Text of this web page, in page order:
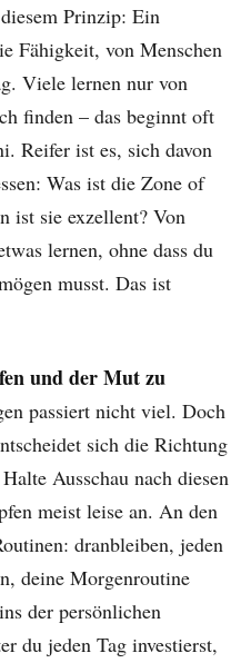
Prinzip: Ein
Fähigkeit, von Menschen
Viele lernen nur von
finden – das beginnt oft
Reifer ist es, sich davon
Was ist die Zone of
ist sie exzellent? Von
lernen, ohne dass du
musst. Das ist
und der Mut zu
passiert nicht viel. Doch
sich die Richtung
Ausschau nach diesen
meist leise an. An den
dranbleiben, jeden
deine Morgenroutine
der persönlichen
du jeden Tag investierst,